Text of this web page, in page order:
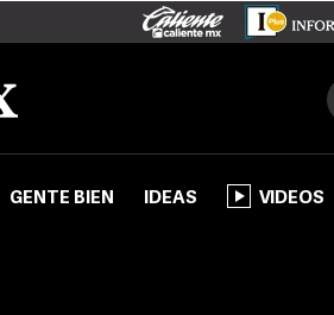
GENTE BIEN IDEAS VIDEOS